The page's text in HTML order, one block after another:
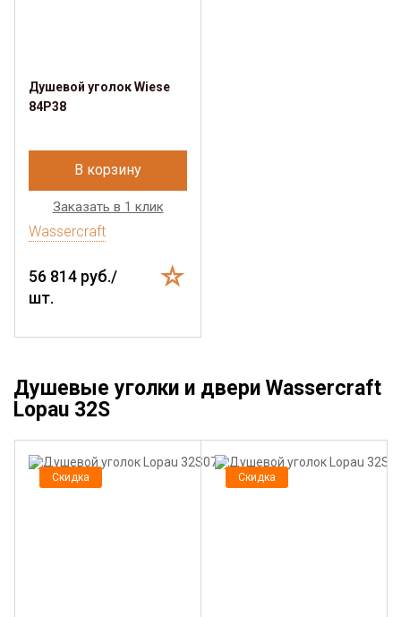
Душевой уголок Wiese
84P38
В корзину
Заказать в 1 клик
Wassercraft
56 814 руб./
шт.
Душевые уголки и двери Wassercraft
Lopau 32S
Скидка Скидка